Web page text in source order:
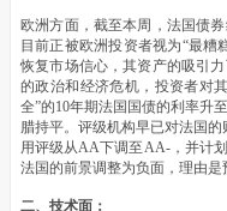
欧洲方面，截至本周，法国债
目前正被欧洲投资者视为“最糟
恢复市场信心，其资产的吸引
的政治和经济危机，投资者对
全”的10年期法国国债的利率升
腊持平。评级机构早已对法国
用评级从AA下调至AA-，并计
法国的前景调整为负面，理由是
二、技术面：